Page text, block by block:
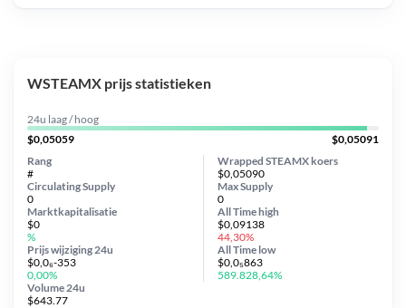
WSTEAMX prijs statistieken
24u laag / hoog
$0,05059
$0,05091
Wrapped STEAMX koers
$0,05090
Circulating Supply
0
Prijs wijziging 24u
$0,0₆-353
0,00%
Max Supply
0
Marktkapitalisatie
$0
%
Volume 24u
$643.77
Rang
#
All Timehigh
$0,09138
44,30%
All Time low
$0,0₅863
589.828,64%